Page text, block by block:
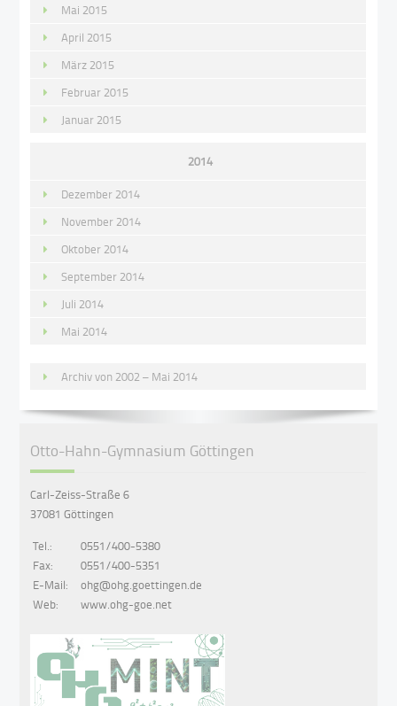
Mai 2015
April 2015
März 2015
Februar 2015
Januar 2015
2014
Dezember 2014
November 2014
Oktober 2014
September 2014
Juli 2014
Mai 2014
Archiv von 2002 – Mai 2014
Otto-Hahn-Gymnasium Göttingen
Carl-Zeiss-Straße 6
37081 Göttingen
Tel.:
0551/400-5380
Fax:
0551/400-5351
E-Mail:
ohg@ohg.goettingen.de
Web:
www.ohg-goe.net